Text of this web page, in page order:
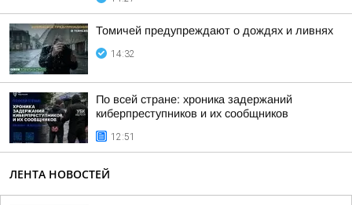
Томичей предупреждают о дождях и ливнях
14:32
По всей стране: хроника задержаний
киберпреступников и их сообщников
12:51
ЛЕНТА НОВОСТЕЙ